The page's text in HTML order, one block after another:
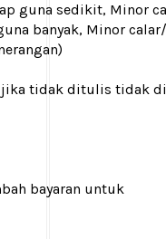
guna sedikit, Minor
banyak, Minor
jika tidak ditulis tidak
bayaran untuk